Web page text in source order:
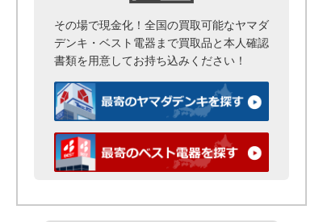
その場で現金化！全国の買取可能なヤマダ
デンキ・ベスト電器まで買取品と本人確認
書類を用意してお持ち込みください！